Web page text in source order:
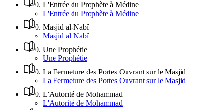
0. L'Entrée du Prophète à Médine
L'Entrée du Prophète à Médine
0. Masjid al-Nabî
Masjid al-Nabî
0. Une Prophétie
Une Prophétie
0. La Fermeture des Portes Ouvrant sur le Masjid
La Fermeture des Portes Ouvrant sur le Masjid
0. L'Autorité de Mohammad
L'Autorité de Mohammad